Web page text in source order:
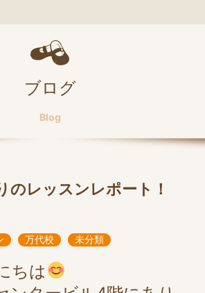
ブログ
Blog
のレッスンレポート！
万代校 未分類
ちは